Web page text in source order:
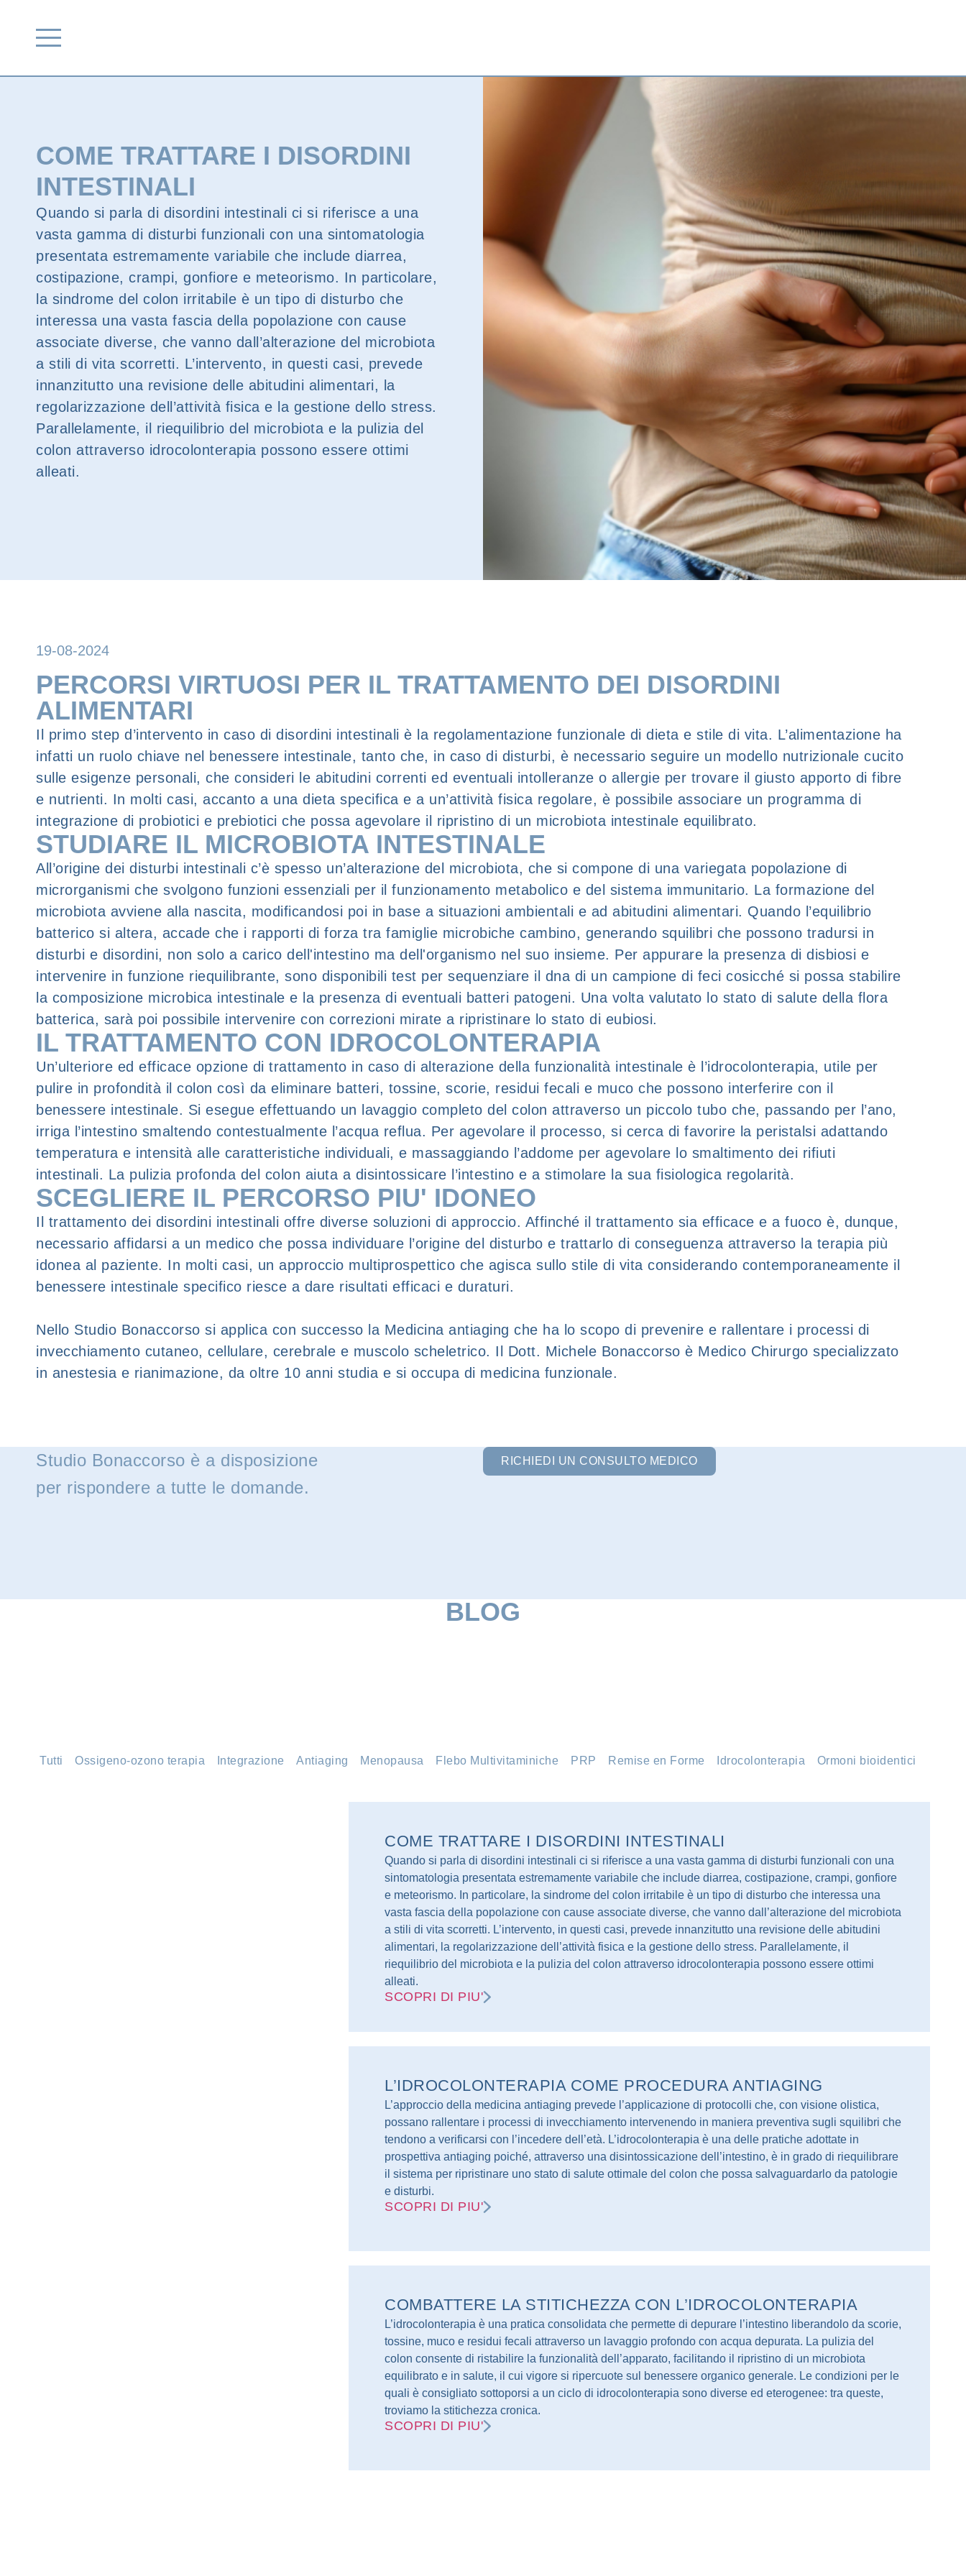
COME TRATTARE I DISORDINI
INTESTINALI
Quando si parla di disordini intestinali ci si riferisce a una
vasta gamma di disturbi funzionali con una sintomatologia
presentata estremamente variabile che include diarrea,
costipazione, crampi, gonfiore e meteorismo. In particolare,
la sindrome del colon irritabile è un tipo di disturbo che
interessa una vasta fascia della popolazione con cause
associate diverse, che vanno dall’alterazione del microbiota
a stili di vita scorretti. L’intervento, in questi casi, prevede
innanzitutto una revisione delle abitudini alimentari, la
regolarizzazione dell’attività fisica e la gestione dello stress.
Parallelamente, il riequilibrio del microbiota e la pulizia del
colon attraverso idrocolonterapia possono essere ottimi
alleati.
19-08-2024
PERCORSI VIRTUOSI PER IL TRATTAMENTO DEI DISORDINI
ALIMENTARI
Il primo step d’intervento in caso di disordini intestinali è la regolamentazione funzionale di dieta e stile di vita. L’alimentazione ha
infatti un ruolo chiave nel benessere intestinale, tanto che, in caso di disturbi, è necessario seguire un modello nutrizionale cucito
sulle esigenze personali, che consideri le abitudini correnti ed eventuali intolleranze o allergie per trovare il giusto apporto di fibre
e nutrienti. In molti casi, accanto a una dieta specifica e a un’attività fisica regolare, è possibile associare un programma di
integrazione di probiotici e prebiotici che possa agevolare il ripristino di un microbiota intestinale equilibrato.
STUDIARE IL MICROBIOTA INTESTINALE
All’origine dei disturbi intestinali c’è spesso un’alterazione del microbiota, che si compone di una variegata popolazione di
microrganismi che svolgono funzioni essenziali per il funzionamento metabolico e del sistema immunitario. La formazione del
microbiota avviene alla nascita, modificandosi poi in base a situazioni ambientali e ad abitudini alimentari. Quando l’equilibrio
batterico si altera, accade che i rapporti di forza tra famiglie microbiche cambino, generando squilibri che possono tradursi in
disturbi e disordini, non solo a carico dell'intestino ma dell'organismo nel suo insieme. Per appurare la presenza di disbiosi e
intervenire in funzione riequilibrante, sono disponibili test per sequenziare il dna di un campione di feci cosicché si possa stabilire
la composizione microbica intestinale e la presenza di eventuali batteri patogeni. Una volta valutato lo stato di salute della flora
batterica, sarà poi possibile intervenire con correzioni mirate a ripristinare lo stato di eubiosi.
IL TRATTAMENTO CON IDROCOLONTERAPIA
Un’ulteriore ed efficace opzione di trattamento in caso di alterazione della funzionalità intestinale è l’idrocolonterapia, utile per
pulire in profondità il colon così da eliminare batteri, tossine, scorie, residui fecali e muco che possono interferire con il
benessere intestinale. Si esegue effettuando un lavaggio completo del colon attraverso un piccolo tubo che, passando per l’ano,
irriga l’intestino smaltendo contestualmente l’acqua reflua. Per agevolare il processo, si cerca di favorire la peristalsi adattando
temperatura e intensità alle caratteristiche individuali, e massaggiando l’addome per agevolare lo smaltimento dei rifiuti
intestinali. La pulizia profonda del colon aiuta a disintossicare l’intestino e a stimolare la sua fisiologica regolarità.
SCEGLIERE IL PERCORSO PIU' IDONEO
Il trattamento dei disordini intestinali offre diverse soluzioni di approccio. Affinché il trattamento sia efficace e a fuoco è, dunque,
necessario affidarsi a un medico che possa individuare l’origine del disturbo e trattarlo di conseguenza attraverso la terapia più
idonea al paziente. In molti casi, un approccio multiprospettico che agisca sullo stile di vita considerando contemporaneamente il
benessere intestinale specifico riesce a dare risultati efficaci e duraturi.
Nello Studio Bonaccorso si applica con successo la Medicina antiaging che ha lo scopo di prevenire e rallentare i processi di
invecchiamento cutaneo, cellulare, cerebrale e muscolo scheletrico. Il Dott. Michele Bonaccorso è Medico Chirurgo specializzato
in anestesia e rianimazione, da oltre 10 anni studia e si occupa di medicina funzionale.
Studio Bonaccorso è a disposizione
per rispondere a tutte le domande.
RICHIEDI UN CONSULTO MEDICO
BLOG
Tutti Ossigeno-ozono terapia Integrazione Antiaging Menopausa Flebo Multivitaminiche PRP Remise en Forme Idrocolonterapia Ormoni bioidentici
COME TRATTARE I DISORDINI INTESTINALI
Quando si parla di disordini intestinali ci si riferisce a una vasta gamma di disturbi funzionali con una
sintomatologia presentata estremamente variabile che include diarrea, costipazione, crampi, gonfiore
e meteorismo. In particolare, la sindrome del colon irritabile è un tipo di disturbo che interessa una
vasta fascia della popolazione con cause associate diverse, che vanno dall’alterazione del microbiota
a stili di vita scorretti. L’intervento, in questi casi, prevede innanzitutto una revisione delle abitudini
alimentari, la regolarizzazione dell’attività fisica e la gestione dello stress. Parallelamente, il
riequilibrio del microbiota e la pulizia del colon attraverso idrocolonterapia possono essere ottimi
alleati.
SCOPRI DI PIU'
L’IDROCOLONTERAPIA COME PROCEDURA ANTIAGING
L’approccio della medicina antiaging prevede l’applicazione di protocolli che, con visione olistica,
possano rallentare i processi di invecchiamento intervenendo in maniera preventiva sugli squilibri che
tendono a verificarsi con l’incedere dell’età. L’idrocolonterapia è una delle pratiche adottate in
prospettiva antiaging poiché, attraverso una disintossicazione dell’intestino, è in grado di riequilibrare
il sistema per ripristinare uno stato di salute ottimale del colon che possa salvaguardarlo da patologie
e disturbi.
SCOPRI DI PIU'
COMBATTERE LA STITICHEZZA CON L’IDROCOLONTERAPIA
L’idrocolonterapia è una pratica consolidata che permette di depurare l’intestino liberandolo da scorie,
tossine, muco e residui fecali attraverso un lavaggio profondo con acqua depurata. La pulizia del
colon consente di ristabilire la funzionalità dell’apparato, facilitando il ripristino di un microbiota
equilibrato e in salute, il cui vigore si ripercuote sul benessere organico generale. Le condizioni per le
quali è consigliato sottoporsi a un ciclo di idrocolonterapia sono diverse ed eterogenee: tra queste,
troviamo la stitichezza cronica.
SCOPRI DI PIU'